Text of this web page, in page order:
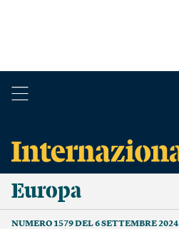
Europa
NUMERO 1579 DEL 6 SETTEMBRE 2024